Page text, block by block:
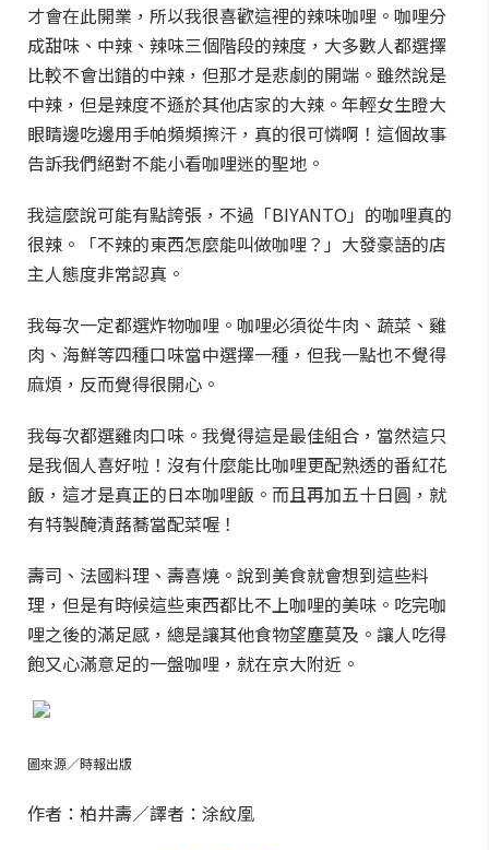
才會在此開業，所以我很喜歡這裡的辣味咖哩。咖哩分
成甜味、中辣、辣味三個階段的辣度，大多數人都選擇
比較不會出錯的中辣，但那才是悲劇的開端。雖然說是
中辣，但是辣度不遜於其他店家的大辣。年輕女生瞪大
眼睛邊吃邊用手帕頻頻擦汗，真的很可憐啊！這個故事
告訴我們絕對不能小看咖哩迷的聖地。
我這麼說可能有點誇張，不過「BIYANTO」的咖哩真的
很辣。「不辣的東西怎麼能叫做咖哩？」大發豪語的店
主人態度非常認真。
我每次一定都選炸物咖哩。咖哩必須從牛肉、蔬菜、雞
肉、海鮮等四種口味當中選擇一種，但我一點也不覺得
麻煩，反而覺得很開心。
我每次都選雞肉口味。我覺得這是最佳組合，當然這只
是我個人喜好啦！沒有什麼能比咖哩更配熟透的番紅花
飯，這才是真正的日本咖哩飯。而且再加五十日圓，就
有特製醃漬蕗蕎當配菜喔！
壽司、法國料理、壽喜燒。說到美食就會想到這些料
理，但是有時候這些東西都比不上咖哩的美味。吃完咖
哩之後的滿足感，總是讓其他食物望塵莫及。讓人吃得
飽又心滿意足的一盤咖哩，就在京大附近。
圖來源／時報出版
作者：柏井壽／譯者：涂紋凰